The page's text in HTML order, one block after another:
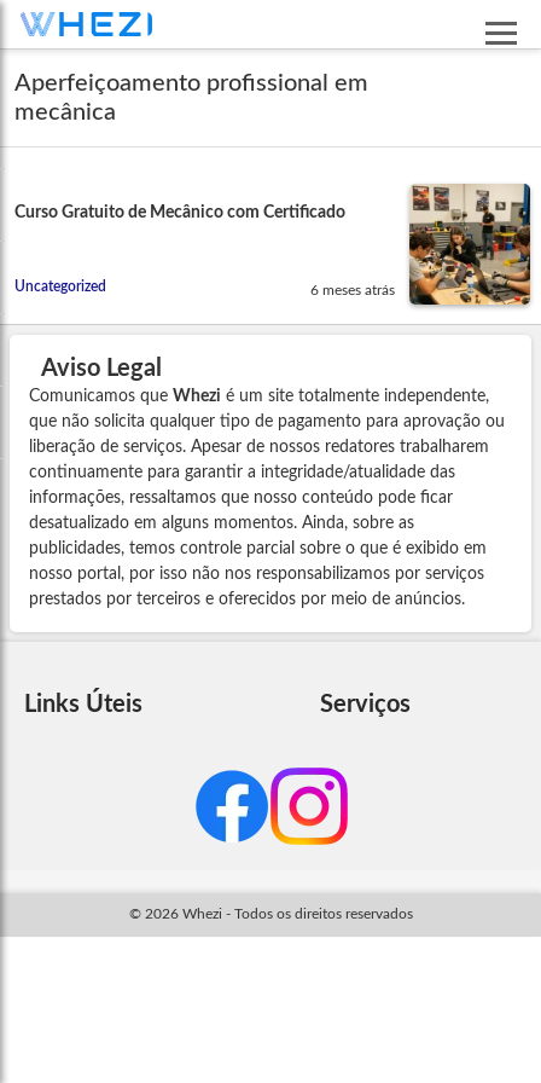
Aperfeiçoamento profissional em
mecânica
Curso Gratuito de Mecânico com Certificado
Uncategorized 6 meses atrás
Aviso Legal
Comunicamos que Whezi é um site totalmente independente,
que não solicita qualquer tipo de pagamento para aprovação ou
liberação de serviços. Apesar de nossos redatores trabalharem
continuamente para garantir a integridade/atualidade das
informações, ressaltamos que nosso conteúdo pode ficar
desatualizado em alguns momentos. Ainda, sobre as
publicidades, temos controle parcial sobre o que é exibido em
nosso portal, por isso não nos responsabilizamos por serviços
prestados por terceiros e oferecidos por meio de anúncios.
Links Úteis Serviços
© 2026 Whezi - Todos os direitos reservados